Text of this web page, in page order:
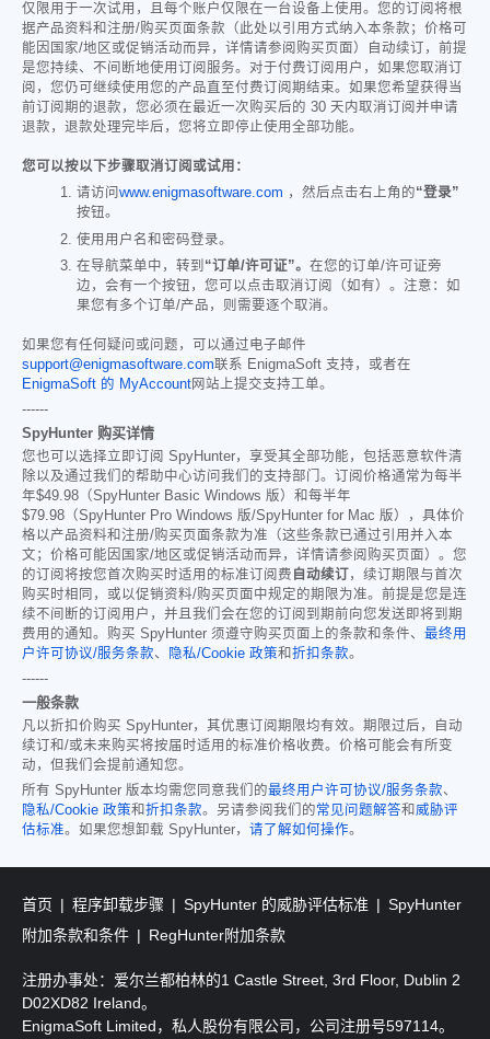
仅限用于一次试用，且每个账户仅限在一台设备上使用。您的订阅将根
据产品资料和注册/购买页面条款（此处以引用方式纳入本条款；价格可
能因国家/地区或促销活动而异，详情请参阅购买页面）自动续订，前提
是您持续、不间断地使用订阅服务。对于付费订阅用户，如果您取消订
阅，您仍可继续使用您的产品直至付费订阅期结束。如果您希望获得当
前订阅期的退款，您必须在最近一次购买后的 30 天内取消订阅并申请
退款，退款处理完毕后，您将立即停止使用全部功能。
您可以按以下步骤取消订阅或试用：
请访问 www.enigmasoftware.com ，然后点击右上角的“登录”
按钮。
使用用户名和密码登录。
在导航菜单中，转到 “订单/许可证”。 在您的订单/许可证旁
边，会有一个按钮，您可以点击取消订阅（如有）。注意：如
果您有多个订单/产品，则需要逐个取消。
如果您有任何疑问或问题，可以通过电子邮件
support@enigmasoftware.com联系 EnigmaSoft 支持，或者在
EnigmaSoft 的 MyAccount网站上提交支持工单。
------
SpyHunter 购买详情
您也可以选择立即订阅 SpyHunter，享受其全部功能，包括恶意软件清
除以及通过我们的帮助中心访问我们的支持部门。订阅价格通常为每半
年$49.98 （SpyHunter Basic Windows 版）和每半年
$79.98 （SpyHunter Pro Windows 版/SpyHunter for Mac 版），具体价
格以产品资料和注册/购买页面条款为准（这些条款已通过引用并入本
文；价格可能因国家/地区或促销活动而异，详情请参阅购买页面）。您
的订阅将按您首次购买时适用的标准订阅费 自动续订 ，续订期限与首次
购买时相同，或以促销资料/购买页面中规定的期限为准。前提是您是连
续不间断的订阅用户，并且我们会在您的订阅到期前向您发送即将到期
费用的通知。购买 SpyHunter 须遵守购买页面上的条款和条件、 最终用
户许可协议/服务条款、 隐私/Cookie 政策和折扣条款。
------
一般条款
凡以折扣价购买 SpyHunter，其优惠订阅期限均有效。期限过后，自动
续订和/或未来购买将按届时适用的标准价格收费。价格可能会有所变
动，但我们会提前通知您。
所有 SpyHunter 版本均需您同意我们的最终用户许可协议/服务条款、
隐私/Cookie 政策和折扣条款。另请参阅我们的常见问题解答和威胁评
估标准。如果您想卸载 SpyHunter， 请了解如何操作。
首页 程序卸载步骤 SpyHunter 的威胁评估标准
SpyHunter
附加条款和条件
RegHunter附加条款
注册办事处：爱尔兰都柏林的1 Castle Street, 3rd Floor, Dublin 2
D02XD82 Ireland。
EnigmaSoft Limited，私人股份有限公司，公司注册号597114。